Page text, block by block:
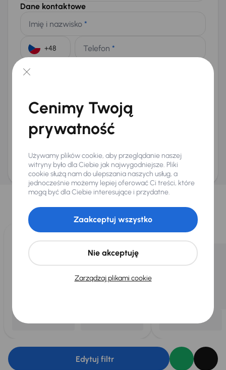
Dane kontaktowe
Imię i nazwisko *
Telefon *
E-mail
Na numer telefonu (opcjonalnie)
Wyślij zapytanie
ani zagwarantowaną dostępnością pojazdu. AURES Holdings a.s., z siedzibą
Dopraváků 874/15, Čimice, 184 00 Praga 8, będzie przechowywać i przetwarzać
Twoje dane osobowe zgodnie z zasadami ochrony i przetwarzaniadanych
osobowych
Wybraliśmy dla Ciebie
Wybieramy dla Ciebienajlepsze pojazdyz naszej oferty. Kupimy
dla Ciebiedo 400 pojazdówkażdego dnia.
Edytuj filtr
Cenimy Twoją
prywatność
Używamy plików cookie, aby przeglądanie naszej
witryny było dla Ciebie jak najwygodniejsze. Pliki
cookie służą nam do ulepszania naszych usług, a
jednocześnie możemy lepiej oferować Ci treści, które
mogą być dla Ciebie interesujące i przydatne.
Zarządzaj plikami cookie
Nie akceptuję
Zaakceptuj wszystko